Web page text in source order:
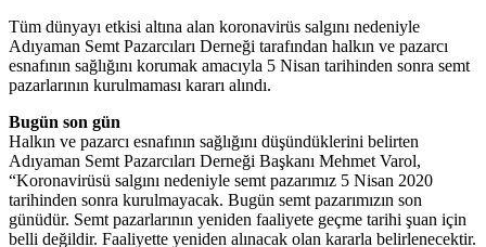
Tüm dünyayı etkisi altına alan koronavirüs salgını nedeniyle
Adıyaman Semt Pazarcıları Derneği tarafından halkın ve pazarcı
esnafının sağlığını korumak amacıyla 5 Nisan tarihinden sonra semt
pazarlarının kurulmaması kararı alındı.
Bugün son gün
Halkın ve pazarcı esnafının sağlığını düşündüklerini belirten
Adıyaman Semt Pazarcıları Derneği Başkanı Mehmet Varol,
“Koronavirüsü salgını nedeniyle semt pazarımız 5 Nisan 2020
tarihinden sonra kurulmayacak. Bugün semt pazarımızın son
günüdür. Semt pazarlarının yeniden faaliyete geçme tarihi şuan için
belli değildir. Faaliyette yeniden alınacak olan kararla belirlenecektir.